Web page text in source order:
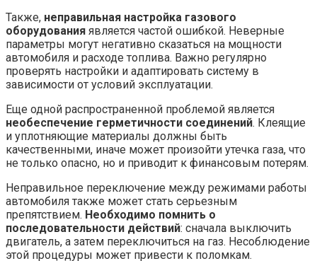
Также, неправильная настройка газового
оборудования является частой ошибкой. Неверные
параметры могут негативно сказаться на мощности
автомобиля и расходе топлива. Важно регулярно
проверять настройки и адаптировать систему в
зависимости от условий эксплуатации.
Еще одной распространенной проблемой является
необеспечение герметичности соединений. Клеящие
и уплотняющие материалы должны быть
качественными, иначе может произойти утечка газа, что
не только опасно, но и приводит к финансовым потерям.
Неправильное переключение между режимами работы
автомобиля также может стать серьезным
препятствием. Необходимо помнить о
последовательности действий: сначала выключить
двигатель, а затем переключиться на газ. Несоблюдение
этой процедуры может привести к поломкам.